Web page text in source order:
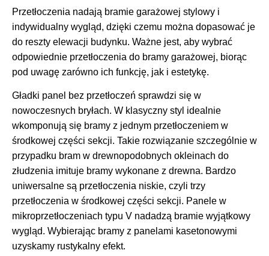
Przetłoczenia nadają bramie garażowej stylowy i
indywidualny wygląd, dzięki czemu można dopasować je
do reszty elewacji budynku. Ważne jest, aby wybrać
odpowiednie przetłoczenia do bramy garażowej, biorąc
pod uwagę zarówno ich funkcję, jak i estetykę.
Gładki panel bez przetłoczeń sprawdzi się w
nowoczesnych bryłach. W klasyczny styl idealnie
wkomponują się bramy z jednym przetłoczeniem w
środkowej części sekcji. Takie rozwiązanie szczególnie w
przypadku bram w drewnopodobnych okleinach do
złudzenia imituje bramy wykonane z drewna. Bardzo
uniwersalne są przetłoczenia niskie, czyli trzy
przetłoczenia w środkowej części sekcji. Panele w
mikroprzetłoczeniach typu V nadadzą bramie wyjątkowy
wygląd. Wybierając bramy z panelami kasetonowymi
uzyskamy rustykalny efekt.